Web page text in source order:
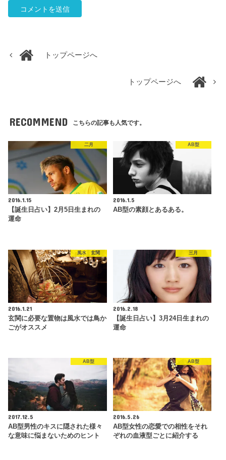
トップページへ
トップページへ
RECOMMEND こちらの記事も人気です。
二月
2016.1.15
【誕生日占い】2月5日生まれの
運命
AB型
2016.1.5
AB型の素顔とあるある。
風水 玄関
2016.1.21
玄関に必要な置物は風水では鳥か
ごがオススメ
三月
2016.2.18
【誕生日占い】3月24日生まれの
運命
AB型
2017.12.5
AB型男性のキスに隠された様々
な意味に悩まないためのヒント
AB型
2016.5.26
AB型女性の恋愛での相性をそれ
ぞれの血液型ごとに紹介する